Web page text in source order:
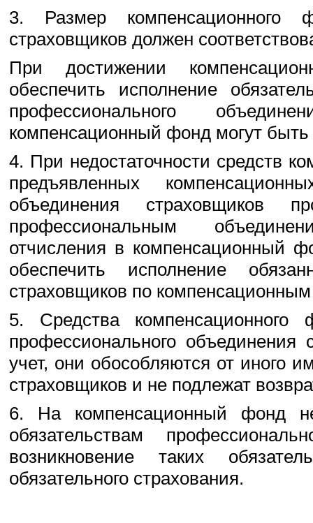
3. Размер компенсационного
страховщиков должен
При достижении
обеспечить исполнение
профессионального
компенсационный фонд могут
4. При недостаточности средств
предъявленных
объединения страховщиков
профессиональным
отчисления в компенсационный
обеспечить исполнение
страховщиков по
5. Средства
профессионального
учет, они обособляются от иного
страховщиков и не подлежат
6. На компенсационный фонд
обязательствам
возникновение таких
обязательного страхования.